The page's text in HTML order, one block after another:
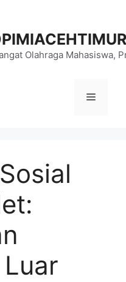
Olahraga Mahasiswa,
Menu